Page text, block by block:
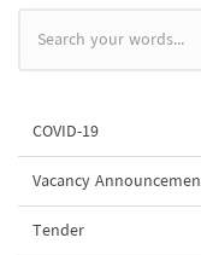
Search form
COVID-19
Vacancy
Tender